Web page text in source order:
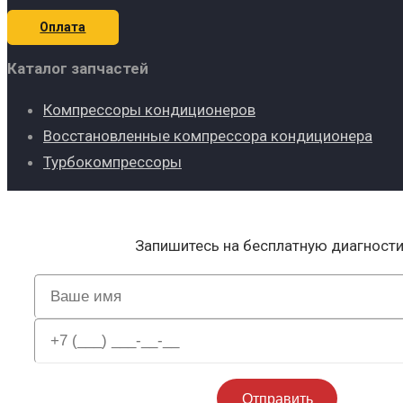
Оплата
Каталог запчастей
Компрессоры кондиционеров
Восстановленные компрессора кондиционера
Турбокомпрессоры
Запишитесь на бесплатную